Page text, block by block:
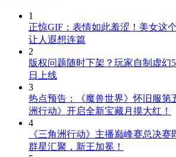
1
正惊GIF：表情如此羞涩！美女这
让人遐想连篇
2
版权问题随时下架？玩家自制虚幻
日上线
3
热点预告：《魔兽世界》怀旧服第
洲行动》开启全新宝藏月摸大红！
4
《三角洲行动》主播巅峰赛总决赛
群星汇聚，新王加冕！